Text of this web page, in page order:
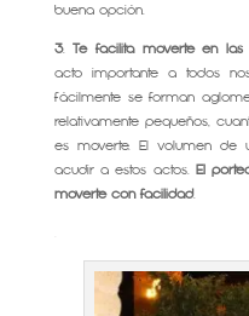
buena opción.
3.Te facilita moverte en las
acto importante a todos
fácilmente se forman
relativamente pequeños,
es moverte. El volumen de
acudir a estos actos. El
moverte con facilidad.